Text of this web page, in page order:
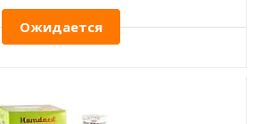
Ожидается